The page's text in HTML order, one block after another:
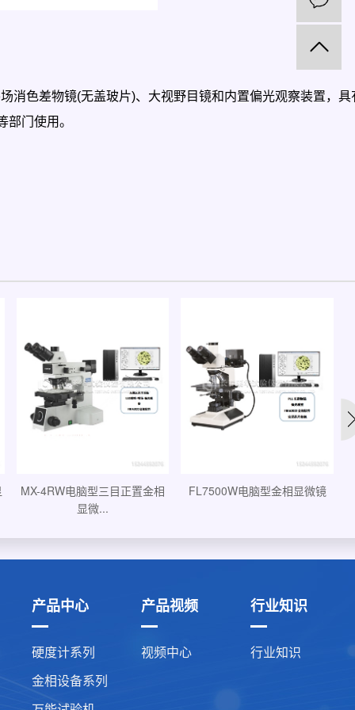
消色差物镜(无盖玻片)、大视野目镜和内置偏光观察装置，具
门使用。
电脑型金相显微镜
MX6RTW电脑型研究级金相显
MX-4RW电
产品中心
硬度计系列
金相设备系列
产品视频
视频中心
行业知识
行业知识